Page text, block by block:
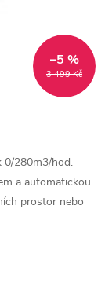
3 499 Kč
–5 %
0/280m3/hod.
a automatickou
prostor nebo